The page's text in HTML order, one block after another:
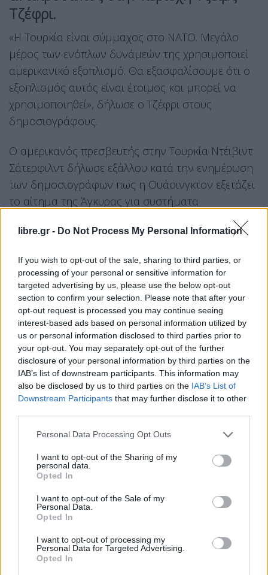
libre.gr - Do Not Process My Personal Information
If you wish to opt-out of the sale, sharing to third parties, or
processing of your personal or sensitive information for
targeted advertising by us, please use the below opt-out
section to confirm your selection. Please note that after your
opt-out request is processed you may continue seeing
interest-based ads based on personal information utilized by
us or personal information disclosed to third parties prior to
your opt-out. You may separately opt-out of the further
disclosure of your personal information by third parties on the
IAB’s list of downstream participants. This information may
also be disclosed by us to third parties on the IAB’s List of
Downstream Participants that may further disclose it to other
Personal Data Processing Opt Outs
I want to opt-out of the Sharing of my
personal data.
Opted In
I want to opt-out of the Sale of my
Personal Data.
Opted In
I want to opt-out of processing my
Personal Data for Targeted Advertising.
Opted In
Τζέφρι.
«Η Τουρκία είναι σύμμαχος στο ΝΑΤΟ. Μεγάλο
μέρος των ενόπλων δυνάμεών της χρησιμοποιεί
αμερικανικό εξοπλισμό. Θα εξασφαλίσουμε ότι ο
εξοπλισμός αυτός είναι έτοιμος και μπορεί να
χρησιμοποιηθεί», δήλωσε ο Τζέφρι στους
δημοσιογράφους.
Ο αμερικανός πρεσβευτής στην Τουρκία Ντέιβιντ
Σάτερφιλντ δήλωσε εξάλλου κατά την ενημέρωση
των δημοσιογράφων πως η Ουάσινγκτον εξετάζει
το αίτημα της Άγκυρας για συστήματα
Ορτέιγκους δήλωσε επίσης πως οι ΗΠΑ θα
στείλουν ανθρωπιστική βοήθεια 108
εκατομμυρίων δολαρίων για τον λαό της Συρίας.
Η εκπρόσωπος πρόσθεσε πως οι ΗΠΑ
υποστηρίζουν ρητά τη σύσταση του Γενικού
Γραμματέα του ΟΗΕ Αντόνιο Γκουτέρες να ανοίξει
άλλο ένα μεθοριακό πέρασμα ανάμεσα στη Συρία
και την Τουρκία στο Ταλ Αμπιάντ για την
παράδοση αρωγής και φαρμάκων.
Facebook Share on X Bluesky
Email
Tags: ηπα Συρία ΤΟΥΡΚΙΑ
Σχετικά Άρθρα